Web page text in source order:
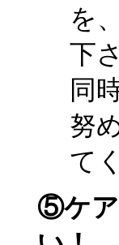
を
下
同
努
て
⑤ケア